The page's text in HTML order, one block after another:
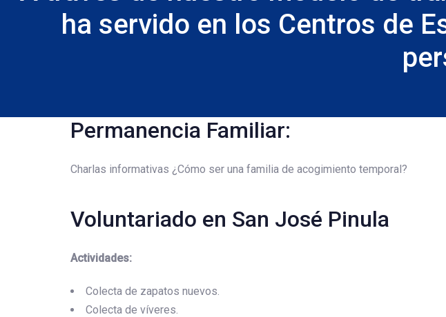
ha servido en los Centros de
Permanencia Familiar:
Charlas informativas ¿Cómo ser una familia de acogimiento temporal?
Voluntariado en San José Pinula
Actividades:
Colecta de zapatos nuevos.
Colecta de víveres.